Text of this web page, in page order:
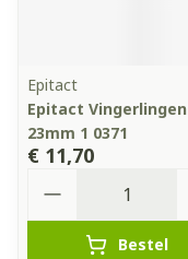
Epitact
Epitact Vingerlingen
23mm 1 0371
€ 11,70
Bestel